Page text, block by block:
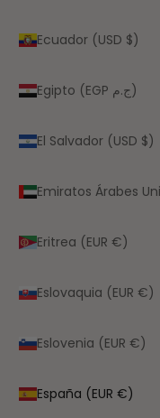
Ecuador (USD $)
Egipto (EGP ج.م)
El Salvador (USD $)
Eritrea (EUR €)
Eslovaquia (EUR €)
Eslovenia (EUR €)
España (EUR €)